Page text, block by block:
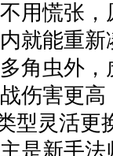
用慌张
就能重
角虫外
伤害更
型灵活更
新手法